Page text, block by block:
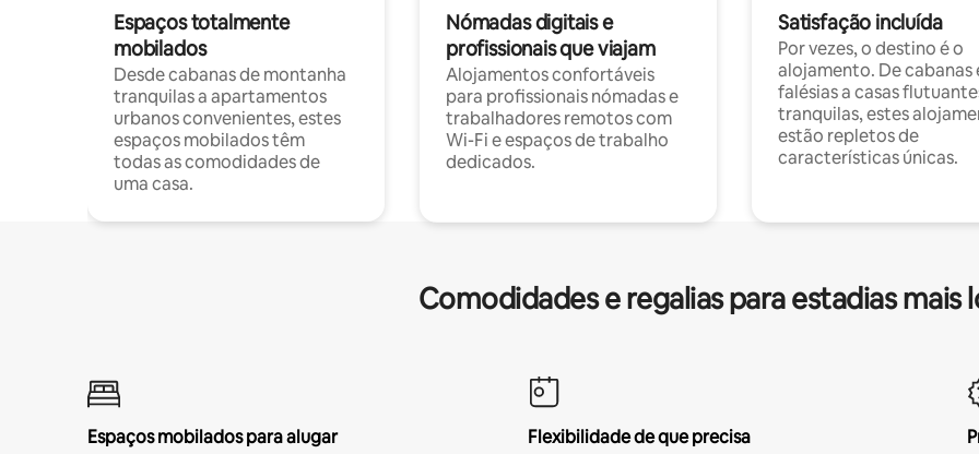
Espaços totalmente
mobilados
Desde cabanas de montanha
tranquilas a apartamentos
urbanos convenientes, estes
espaços mobilados têm
todas as comodidades de
uma casa.
Nómadas digitais e
profissionais que viajam
Alojamentos confortáveis
para profissionais nómadas e
trabalhadores remotos com
Wi-Fi e espaços de trabalho
dedicados.
Satisfação incluída
Por vezes, o destino é o
alojamento. De cabanas
falésias a casas
tranquilas, estes
estão repletos de
características únicas.
Comodidades e regalias para estadias mais
Espaços mobilados para alugar
Flexibilidade de que precisa